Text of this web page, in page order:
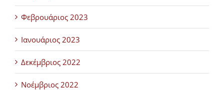
Φεβρουάριος 2023
Ιανουάριος 2023
Δεκέμβριος 2022
Νοέμβριος 2022